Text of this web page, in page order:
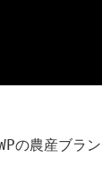
の農産ブラ